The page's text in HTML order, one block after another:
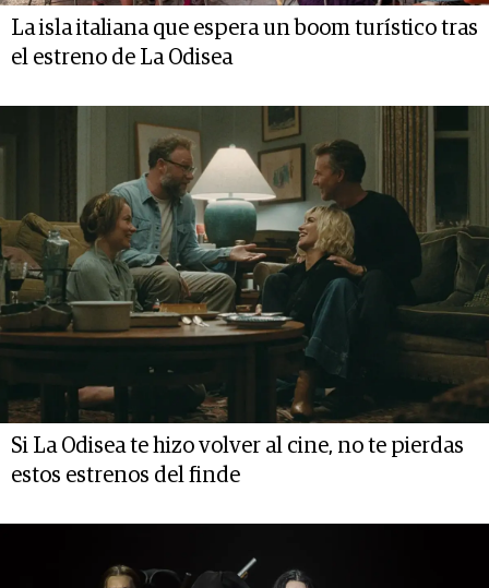
La isla italiana que espera un boom turístico tras
el estreno de La Odisea
Si La Odisea te hizo volver al cine, no te pierdas
estos estrenos del finde